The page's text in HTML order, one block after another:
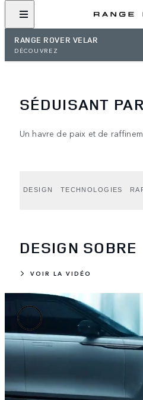
RANGE ROVER VELAR
DÉCOUVREZ
SÉDUISANT
Un havre de paix et de
DESIGN TECHNOLOGIES
DESIGN SOBRE
VOIR LA VIDÉO